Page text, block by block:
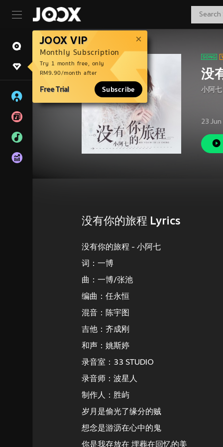
JOOX VIP
Monthly Subscription
Try 1 month free, only
RM9.90/month after
Free Trial Subscribe
没
小阿七
23
没有你的旅程 Lyrics
没有你的旅程 - 小阿七
词：一博
曲：一博/张池
编曲：任永恒
混音：陈宇图
吉他：齐成刚
和声：姚斯婷
录音室：33 STUDIO
录音师：波星人
制作人：胜屿
岁月是偷光了缘分的贼
想念是游沥在心中的鬼
你是我存放在 埋葬在回忆的美